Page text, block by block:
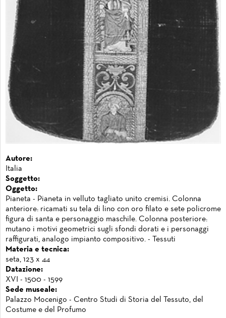
Autore:
Italia
Soggetto:
Oggetto:
Pianeta - Pianeta in velluto tagliato unito cremisi. Colonna
anteriore: ricamati su tela di lino con oro filato e sete policrome
figura di santa e personaggio maschile. Colonna posteriore:
mutano i motivi geometrici sugli sfondi dorati e i personaggi
raffigurati, analogo impianto compositivo. - Tessuti
Materia e tecnica:
seta, 123 x 44
Datazione:
XVI - 1500 - 1599
Sede museale:
Palazzo Mocenigo - Centro Studi di Storia del Tessuto, del
Costume e del Profumo